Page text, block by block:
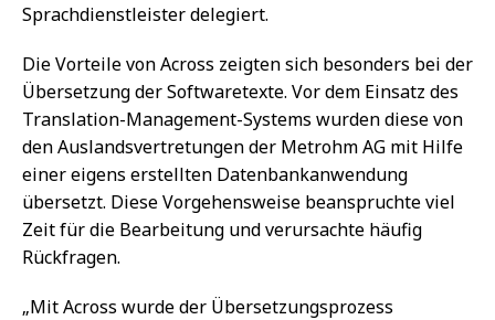
Sprachdienstleister delegiert.
Die Vorteile von Across zeigten sich besonders bei der
Übersetzung der Softwaretexte. Vor dem Einsatz des
Translation-Management-Systems wurden diese von
den Auslandsvertretungen der Metrohm AG mit Hilfe
einer eigens erstellten Datenbankanwendung
übersetzt. Diese Vorgehensweise beanspruchte viel
Zeit für die Bearbeitung und verursachte häufig
Rückfragen.
„Mit Across wurde der Übersetzungsprozess